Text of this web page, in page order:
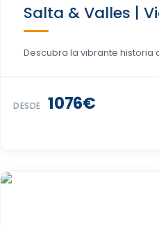
Salta & Valles |
Descubra la vibrante historia
DESDE 1076€